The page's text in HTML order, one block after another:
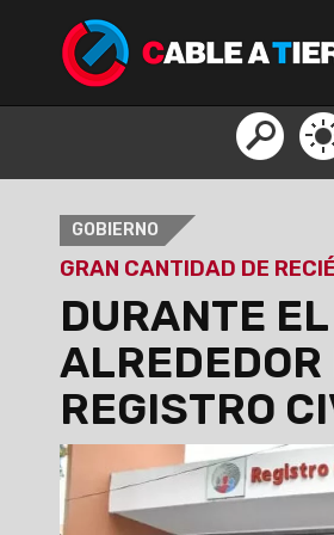
GOBIERNO
GRAN CANTIDAD DE
DURANTE
REGISTRO